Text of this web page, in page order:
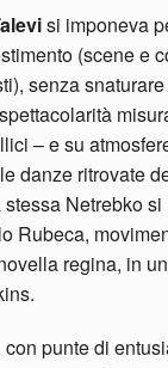
si imponeva
(scene e
senza
– e su
danze ritrovate
Netrebko
Rubeca,
regina, in
punte di